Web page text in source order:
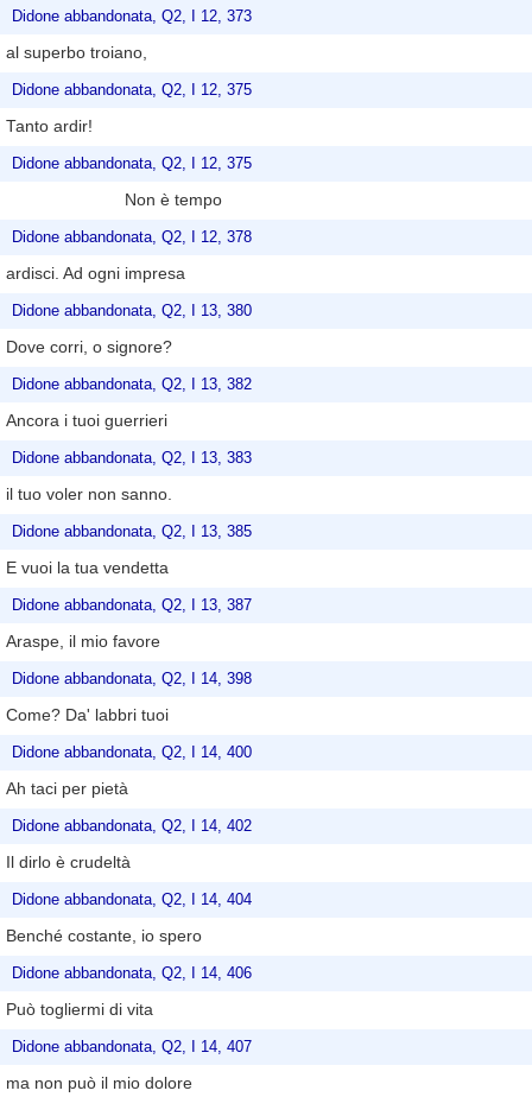
Didone abbandonata, Q2, I 12, 373
al superbo troiano,
Didone abbandonata, Q2, I 12, 375
Tanto ardir!
Didone abbandonata, Q2, I 12, 375
Non è tempo
Didone abbandonata, Q2, I 12, 378
ardisci. Ad ogni impresa
Didone abbandonata, Q2, I 13, 380
Dove corri, o signore?
Didone abbandonata, Q2, I 13, 382
Ancora i tuoi guerrieri
Didone abbandonata, Q2, I 13, 383
il tuo voler non sanno.
Didone abbandonata, Q2, I 13, 385
E vuoi la tua vendetta
Didone abbandonata, Q2, I 13, 387
Araspe, il mio favore
Didone abbandonata, Q2, I 14, 398
Come? Da' labbri tuoi
Didone abbandonata, Q2, I 14, 400
Ah taci per pietà
Didone abbandonata, Q2, I 14, 402
Il dirlo è crudeltà
Didone abbandonata, Q2, I 14, 404
Benché costante, io spero
Didone abbandonata, Q2, I 14, 406
Può togliermi di vita
Didone abbandonata, Q2, I 14, 407
ma non può il mio dolore